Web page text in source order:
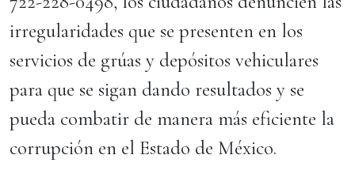
irregularidades que se presenten en los
servicios de grúas y depósitos vehiculares
para que se sigan dando resultados y se
pueda combatir de manera más eficiente la
corrupción en el Estado de México.